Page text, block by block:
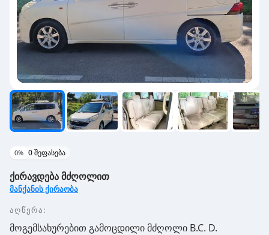
0% 0შეფასება
ქირავდება მძღოლით
მანქანის ქირაობა
აღწერა:
მოგემსახურებით გამოცდილი მძღოლი B.C. D.